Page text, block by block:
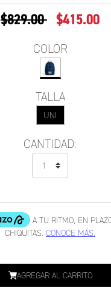
PRECIO REDUCIDO DE
$829.00A $415.00
COLOR
TALLA
UNI
CANTIDAD:
AGREGAR AL CARRITO